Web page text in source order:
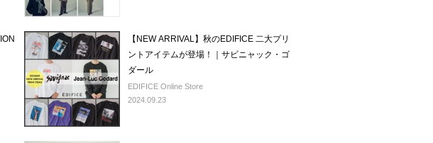
【NEW ARRIVAL】秋のEDIFICE 二大プリ
ントアイテムが登場！｜サビニャック・ゴ
ダール
EDIFICE Online Store
2024.09.23